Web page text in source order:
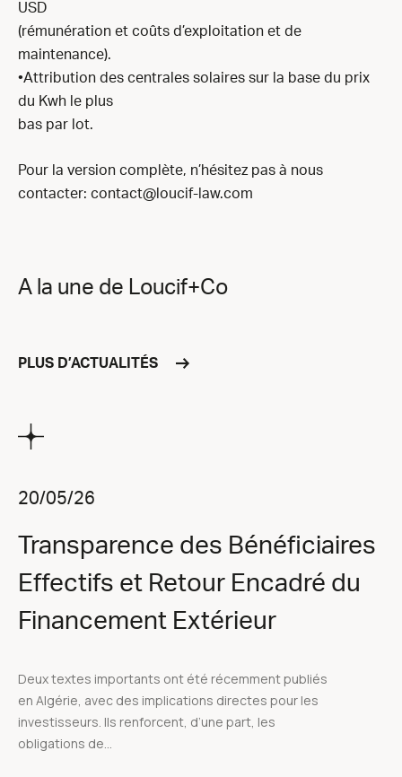
USD
(rémunération et coûts d’exploitation et de
maintenance).
•Attribution des centrales solaires sur la base du prix
du Kwh le plus
bas par lot.
Pour la version complète, n’hésitez pas à nous
contacter: contact@loucif-law.com
A la une de Loucif+Co
PLUS D’ACTUALITÉS
20/05/26
Transparence des Bénéficiaires
Effectifs et Retour Encadré du
Financement Extérieur
Deux textes importants ont été récemment publiés
en Algérie, avec des implications directes pour les
investisseurs. Ils renforcent, d’une part, les
obligations de...